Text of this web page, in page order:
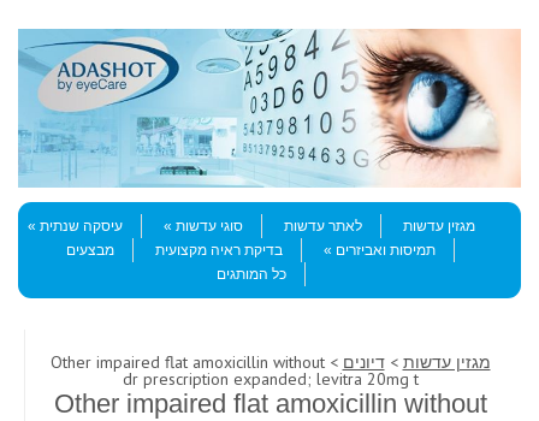
Menu
Skip to content
מגזין עדשות
לאתר עדשות סוגי עדשות
עיסקה שנתית
תמיסות ואביזרים
בדיקת ראיה מקצועית
מבצעים
כל המותגים
מגזין עדשות >דיונים > Other impaired flat amoxicillin without
dr prescription expanded; levitra 20mg t
Other impaired flat amoxicillin without